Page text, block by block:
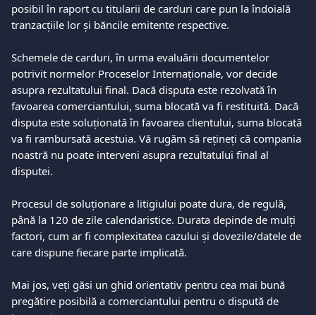
posibil în raport cu titularii de carduri care pun la îndoială
tranzacțiile lor și băncile emitente respective.
Schemele de carduri, în urma evaluării documentelor
potrivit normelor Proceselor Internaționale, vor decide
asupra rezultatului final. Dacă disputa este rezolvată în
favoarea comerciantului, suma blocată va fi restituită. Dacă
disputa este soluționată în favoarea clientului, suma blocată
va fi rambursată acestuia. Vă rugăm să rețineți că compania
noastră nu poate interveni asupra rezultatului final al
disputei.
Procesul de soluționare a litigiului poate dura, de regulă,
până la 120 de zile calendaristice. Durata depinde de mulți
factori, cum ar fi complexitatea cazului și dovezile/datele de
care dispune fiecare parte implicată.
Mai jos, veți găsi un ghid orientativ pentru cea mai bună
pregătire posibilă a comerciantului pentru o dispută de